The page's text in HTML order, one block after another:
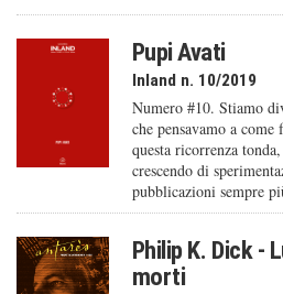
Pupi Avati
Inland n. 10/2019
Numero #10. Stiamo
che pensavamo a come
questa ricorrenza
crescendo di
pubblicazioni sempre
Philip K. Dick -
morti